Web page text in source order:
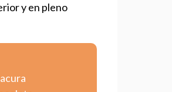
y en pleno